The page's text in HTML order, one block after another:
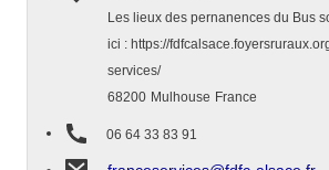
Les lieux des pernanences du Bus
ici : https://
services/
68200 Mulhouse France
06 64 33 83 91